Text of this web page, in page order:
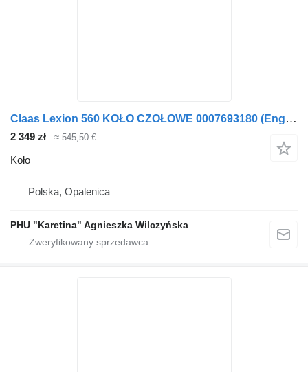
Claas Lexion 560 KOŁO CZOŁOWE 0007693180 (Engine cat c6.6, 3126b; tra do Claas
2 349 zł ≈ 545,50 €
Koło
Polska, Opalenica
PHU "Karetina" Agnieszka Wilczyńska